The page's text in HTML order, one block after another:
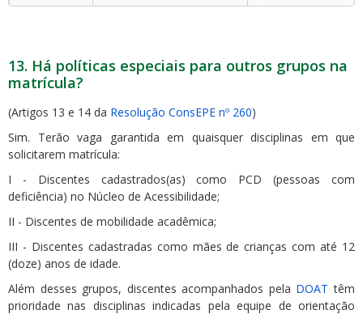
13. Há políticas especiais para outros grupos na
matrícula?
(Artigos 13 e 14 da Resolução ConsEPE nº 260)
Sim. Terão vaga garantida em quaisquer disciplinas em que
solicitarem matrícula:
I - Discentes cadastrados(as) como PCD (pessoas com
deficiência) no Núcleo de Acessibilidade;
II - Discentes de mobilidade acadêmica;
III - Discentes cadastradas como mães de crianças com até 12
(doze) anos de idade.
Além desses grupos, discentes acompanhados pela DOAT têm
prioridade nas disciplinas indicadas pela equipe de orientação